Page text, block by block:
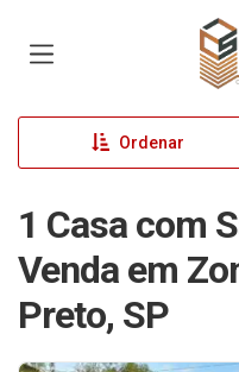
Ordenar
1 Casa com
Venda em
Preto, SP